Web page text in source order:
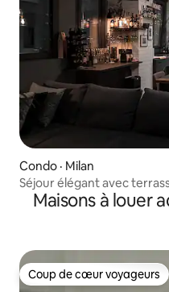
Condo · Milan
Séjour élégant avec
Maisons à louer
Coup de cœur voyageurs
Coup de cœur voyageurs